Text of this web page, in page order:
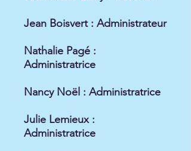
Jean Boisvert : Administrateur
Nathalie Pagé :
Administratrice
Nancy Noël : Administratrice
Julie Lemieux :
Administratrice